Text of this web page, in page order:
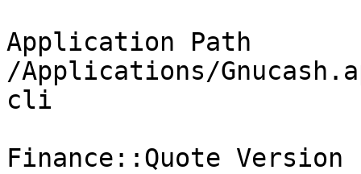
Application Path
/Applications/
cli
Finance::Quote Version